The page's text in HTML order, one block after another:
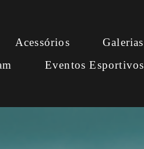
Acessórios Galerias
Eventos Esportivos